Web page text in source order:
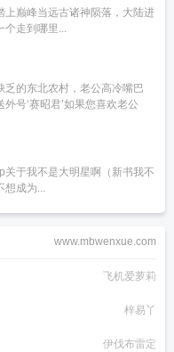
巅峰当远古诸神陨落，大陆进
个走到哪里...
的东北农村，老公高冷嘴巴
号‘赛昭君’如果您喜欢老公
于我不是大明星啊（新书我不
想成为...
www.mbwenxue.com
飞机爱萝莉
梓易丫
伊伐布雷定